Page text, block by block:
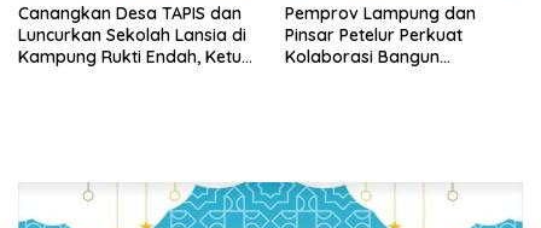
Canangkan Desa TAPIS dan
Luncurkan Sekolah Lansia di
Kampung Rukti Endah, Ketua
Pemprov Lampung dan
Pinsar Petelur Perkuat
Kolaborasi Bangun